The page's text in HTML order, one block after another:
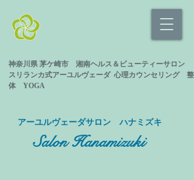
神奈川県 茅ケ崎市 湘南ヘルス＆ビューティーサロン
スリランカ式アーユルヴェーダ 心理カウンセリング 整
体 YOGA
​アーユルヴェーダサロン ハナミズキ
Salon Hanamizuki